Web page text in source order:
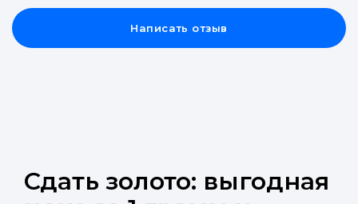
Написать отзыв
Сдать золото: выгодная